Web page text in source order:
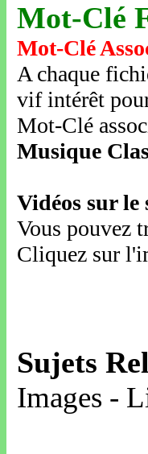
Mot-Clé
Mot-Clé
A chaque
vif intérêt
Mot-Clé
Musique
Vidéos sur
Vous pouvez
Cliquez sur
Sujets
Images -